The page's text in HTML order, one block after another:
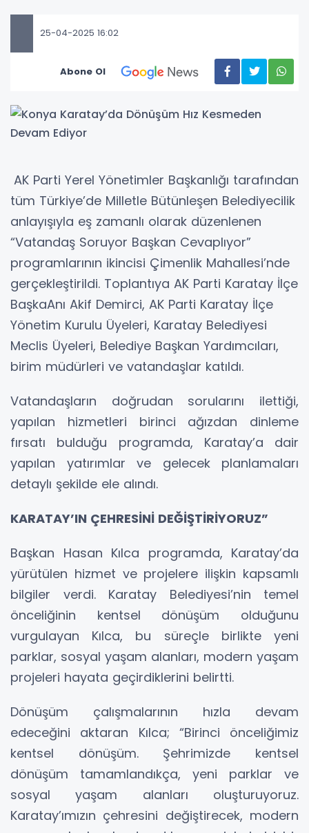
25-04-2025 16:02
Abone Ol
AK Parti Yerel Yönetimler Başkanlığı tarafından
tüm Türkiye’de Milletle Bütünleşen Belediyecilik
anlayışıyla eş zamanlı olarak düzenlenen
“Vatandaş Soruyor Başkan Cevaplıyor”
programlarının ikincisi Çimenlik Mahallesi’nde
gerçekleştirildi. Toplantıya AK Parti Karatay İlçe
BaşkaAnı Akif Demirci, AK Parti Karatay İlçe
Yönetim Kurulu Üyeleri, Karatay Belediyesi
Meclis Üyeleri, Belediye Başkan Yardımcıları,
birim müdürleri ve vatandaşlar katıldı.
Vatandaşların doğrudan sorularını ilettiği,
yapılan hizmetleri birinci ağızdan dinleme
fırsatı bulduğu programda, Karatay’a dair
yapılan yatırımlar ve gelecek planlamaları
detaylı şekilde ele alındı.
KARATAY’IN ÇEHRESİNİ DEĞİŞTİRİYORUZ”
Başkan Hasan Kılca programda, Karatay’da
yürütülen hizmet ve projelere ilişkin kapsamlı
bilgiler verdi. Karatay Belediyesi’nin temel
önceliğinin kentsel dönüşüm olduğunu
vurgulayan Kılca, bu süreçle birlikte yeni
parklar, sosyal yaşam alanları, modern yaşam
projeleri hayata geçirdiklerini belirtti.
Dönüşüm çalışmalarının hızla devam
edeceğini aktaran Kılca; “Birinci önceliğimiz
kentsel dönüşüm. Şehrimizde kentsel
dönüşüm tamamlandıkça, yeni parklar ve
sosyal yaşam alanları oluşturuyoruz.
Karatay’ımızın çehresini değiştirecek, modern